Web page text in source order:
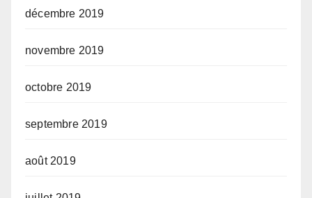
décembre 2019
novembre 2019
octobre 2019
septembre 2019
août 2019